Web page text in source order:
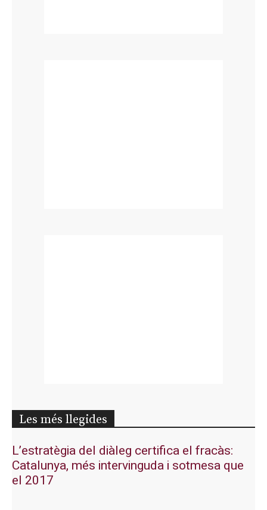
Les més llegides
L’estratègia del diàleg certifica el fracàs:
Catalunya, més intervinguda i sotmesa que
el 2017